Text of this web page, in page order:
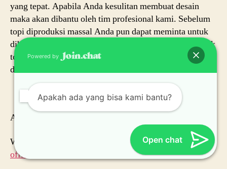
yang tepat. Apabila Anda kesulitan membuat desain
maka akan dibantu oleh tim profesional kami. Sebelum
topi diproduksi massal Anda pun dapat meminta untuk
dibuatkan sample terlebih dahulu untuk disetujui. Pabrik
topi diBangkaakan memberikan hasil yang terbaik
dengan kualitas dan waktu yang telah dijanjikan.
Anda bisa contact via WA:
Website: www.marketing-pusat.com|www.marketing-
official.com
Powered by
Apakah ada yang bisa kami bantu?
Open chat